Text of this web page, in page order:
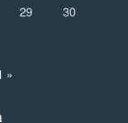
»
29
30